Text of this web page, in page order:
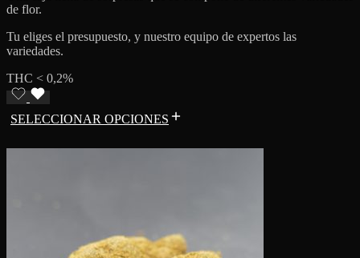
de flor.
Tu eliges el presupuesto, y nuestro equipo de expertos las
variedades.
THC < 0,2%
SELECCIONAR OPCIONES